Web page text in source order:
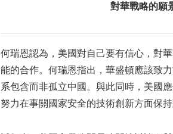
對華戰略的願
何瑞恩認為，美國對自己要有信心，對
能的合作。何瑞恩指出，華盛頓應該致
系包含而非孤立中國。與此同時，美國
努力在事關國家安全的技術創新方面保持